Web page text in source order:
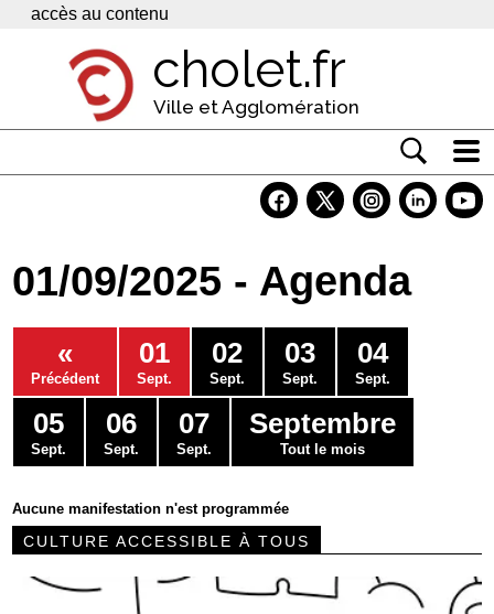
Panneau de gestion des cookies
accès au contenu
cholet.fr
Ville et Agglomération
Economie
Services
Contacts
01/09/2025 - Agenda
«
Précédent
01
Sept.
02
Sept.
03
Sept.
04
Sept.
05
Sept.
06
Sept.
07
Sept.
Septembre
Tout le mois
Aucune manifestation n'est programmée
CULTURE ACCESSIBLE À TOUS